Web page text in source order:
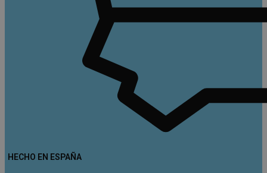
HECHO EN ESPAÑA